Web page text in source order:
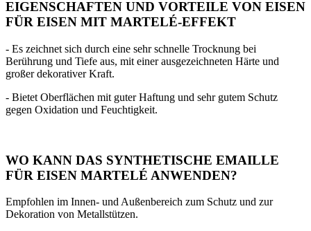
EIGENSCHAFTEN UND VORTEILE VON EISEN
FÜR EISEN MIT MARTELÉ-EFFEKT
- Es zeichnet sich durch eine sehr schnelle Trocknung bei
Berührung und Tiefe aus, mit einer ausgezeichneten Härte und
großer dekorativer Kraft.
- Bietet Oberflächen mit guter Haftung und sehr gutem Schutz
gegen Oxidation und Feuchtigkeit.
WO KANN DAS SYNTHETISCHE EMAILLE
FÜR EISEN MARTELÉ ANWENDEN?
Empfohlen im Innen- und Außenbereich zum Schutz und zur
Dekoration von Metallstützen.